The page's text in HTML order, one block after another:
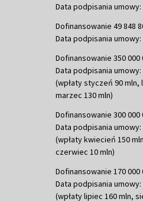
Data podpisania umowy:
Dofinansowanie 49 848
Data podpisania umowy:
Dofinansowanie 350 000
Data podpisania umowy:
(wpłaty styczeń 90 mln,
marzec 130 mln)
Dofinansowanie 300 000
Data podpisania umowy:
(wpłaty kwiecień 150
czerwiec 10 mln)
Dofinansowanie 170 000
Data podpisania umowy:
(wpłaty lipiec 160 mln,